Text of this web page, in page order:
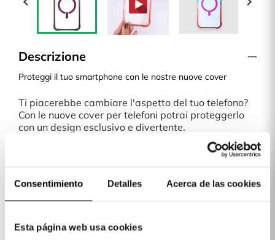
Consentimiento Detalles Acerca de las cookies
Esta página web usa cookies
Descrizione
Proteggi il tuo smartphone con le nostre nuove cover
Ti piacerebbe cambiare l'aspetto del tuo telefono?
Con le nuove cover per telefoni potrai proteggerlo
con un design esclusivo e divertente.
È una cover sottile, che non aggiunge peso o
spessore al tuo smartphone. Qualsiasi fantasia o
A La Casa de las Carcasas abbiamo diversi metodi
di pagamento: carta di credito/debito, PayPal,
acquisti superiori a 30€).